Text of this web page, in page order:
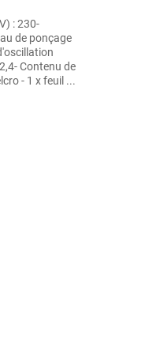
: 230-
de ponçage
Contenu de
- 1 x feuil ...